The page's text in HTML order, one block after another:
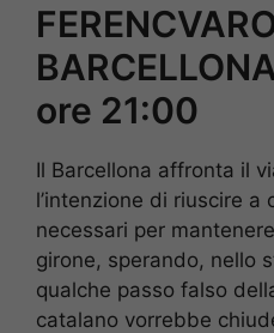
ore 21:00
Il Barcellona affronta il
l’intenzione di riuscire a
necessari per
girone, sperando, nello
qualche passo falso
catalano vorrebbe